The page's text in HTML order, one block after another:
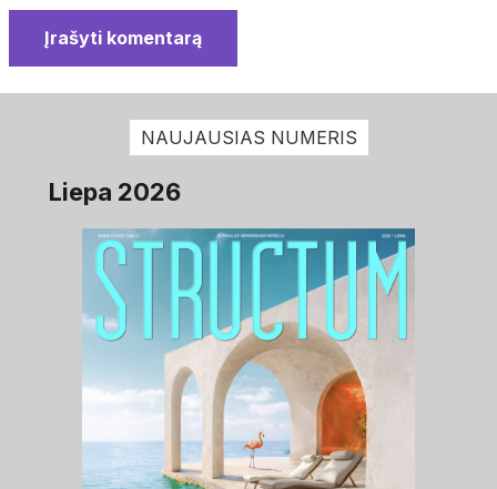
Įrašyti komentarą
NAUJAUSIAS NUMERIS
Liepa 2026